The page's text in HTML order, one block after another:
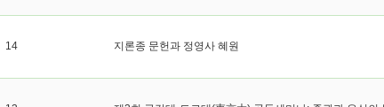
14 지론종 문헌과 정영사 혜원